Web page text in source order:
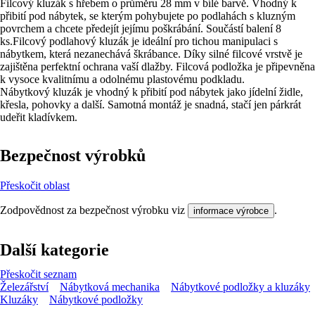
Filcový kluzák s hřebem o průměru 28 mm v bílé barvě. Vhodný k
přibití pod nábytek, se kterým pohybujete po podlahách s kluzným
povrchem a chcete předejít jejímu poškrábání. Součástí balení 8
ks.Filcový podlahový kluzák je ideální pro tichou manipulaci s
nábytkem, která nezanechává škrábance. Díky silné filcové vrstvě je
zajištěna perfektní ochrana vaší dlažby. Filcová podložka je připevněna
k vysoce kvalitnímu a odolnému plastovému podkladu.
Nábytkový kluzák je vhodný k přibití pod nábytek jako jídelní židle,
křesla, pohovky a další. Samotná montáž je snadná, stačí jen párkrát
udeřit kladívkem.
Bezpečnost výrobků
Přeskočit oblast
Zodpovědnost za bezpečnost výrobku viz informace výrobce .
Další kategorie
Přeskočit seznam
Železářství
Nábytková mechanika
Nábytkové podložky a kluzáky
Kluzáky
Nábytkové podložky